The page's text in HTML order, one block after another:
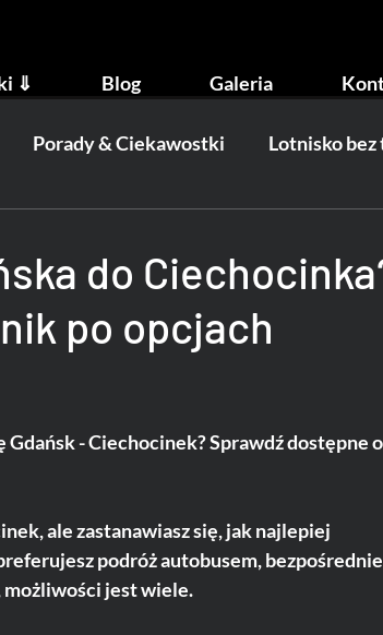
⇓ Blog Galeria
Porady & Ciekawostki Lotnisko
do
po opcjach
- Ciechocinek? Sprawdź dostępne
ale zastanawiasz się, jak najlepiej
podróż autobusem,
możliwości jest wiele.